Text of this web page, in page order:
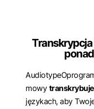
Transkrypcja
mowy
językach, aby